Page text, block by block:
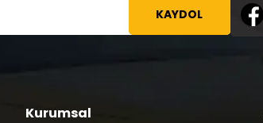
KAYDOL
Kurumsal